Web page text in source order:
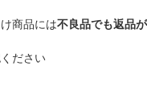
商品には不良品でも返品が
ださい